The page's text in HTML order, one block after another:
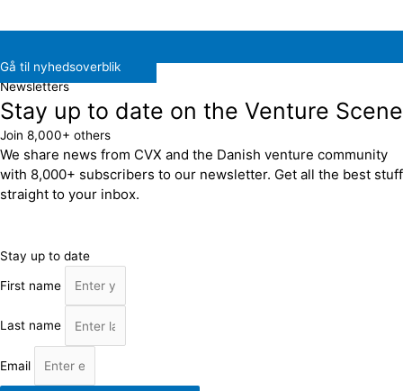
Gå til nyhedsoverblik
Newsletters
Stay up to date on the Venture Scene
Join 8,000+ others
We share news from CVX and the Danish venture community
with 8,000+ subscribers to our newsletter. Get all the best stuff
straight to your inbox.
Stay up to date
First name
Last name
Email